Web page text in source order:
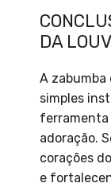
DA
A zabumba
simples
ferramenta
adoração.
corações
e